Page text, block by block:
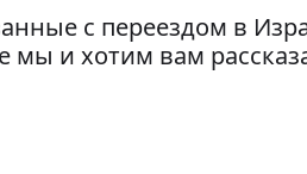
с переездом в
мы и хотим вам